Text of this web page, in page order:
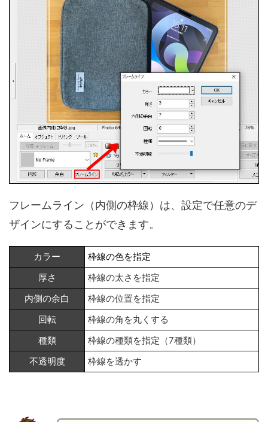
フレームライン（内側の枠線）は、設定で任意のデ
ザインにすることができます。
カラー
枠線の色を指定
厚さ
枠線の太さを指定
内側の余白
枠線の位置を指定
回転
枠線の角を丸くする
種類
枠線の種類を指定（7種類）
不透明度
枠線を透かす